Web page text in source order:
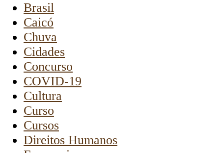
Brasil
Caicó
Chuva
Cidades
Concurso
COVID-19
Cultura
Curso
Cursos
Direitos Humanos